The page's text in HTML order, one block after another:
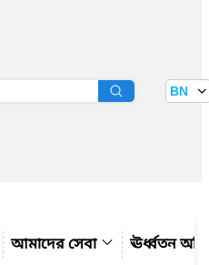
বাতায়ন BN
আমাদের সেবা ঊর্ধ্বতন